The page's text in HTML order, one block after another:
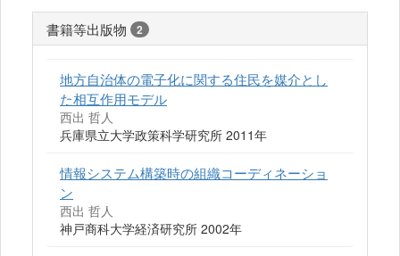
書籍等出版物 2
地方自治体の電子化に関する住民を媒介とし
た相互作用モデル
西出 哲人
兵庫県立大学政策科学研究所 2011年
情報システム構築時の組織コーディネーショ
ン
西出 哲人
神戸商科大学経済研究所 2002年